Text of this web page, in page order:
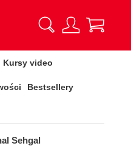
Kursy video
Bestsellery
Sehgal